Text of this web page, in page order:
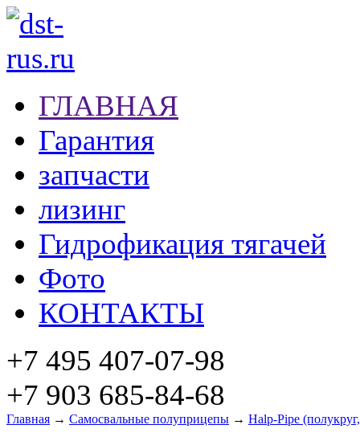
ГЛАВНАЯ
Гарантия
запчасти
лизинг
Гидрофикация тягачей
Фото
КОНТАКТЫ
+7 495 407-07-98
+7 903 685-84-68
Главная → Самосвальные полуприцепы → Halp-Pipe